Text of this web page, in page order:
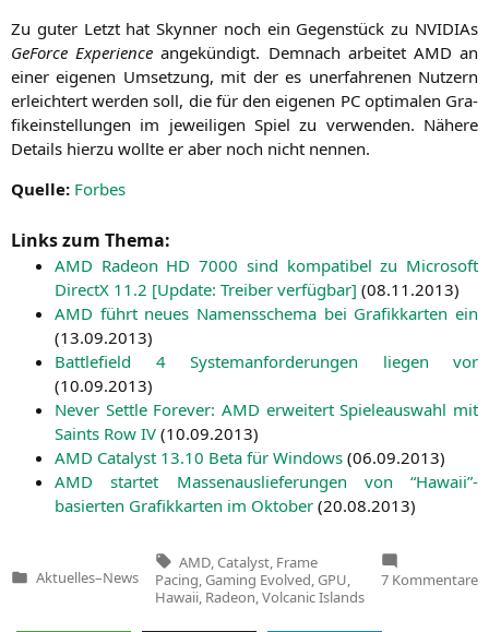
Zu guter Letzt hat Skyn­ner noch ein Gegen­stück zu NVI­DI­As
GeForce Expe­ri­ence ange­kün­digt. Dem­nach arbei­tet AMD an
einer eige­nen Umset­zung, mit der es uner­fah­re­nen Nut­zern
erleich­tert wer­den soll, die für den eige­nen PCopti­ma­len Gra­
fik­ein­stel­lun­gen im jewei­li­gen Spiel zu ver­wen­den. Nähe­re
Details hier­zu woll­te er aber noch nicht nennen.
Quel­le: For­bes
Links zum Thema:
AMD Rade­on HD 7000 sind kom­pa­ti­bel zu Micro­soft
DirectX 11.2 [Update: Trei­ber ver­füg­bar] (08.11.2013)
AMD führt neu­es Namens­sche­ma bei Gra­fik­kar­ten ein
(13.09.2013)
Batt­le­field 4 Sys­tem­an­for­de­run­gen lie­gen vor
(10.09.2013)
Never Sett­le Fore­ver: AMD erwei­tert Spie­le­aus­wahl mit
Saints Row IV (10.09.2013)
AMD Cata­lyst 13.10 Beta für Win­dows (06.09.2013)
AMD star­tet Mas­sen­aus­lie­fe­run­gen von “Hawaii”-
basierten Gra­fik­kar­ten im Okto­ber (20.08.2013)
Veröffentlicht
Aktuelles–News
Tags:
AMD Catalyst Frame
Pacing Gaming Evolved GPU
Hawaii, Radeon Volcanic Islands
7 Kommentare